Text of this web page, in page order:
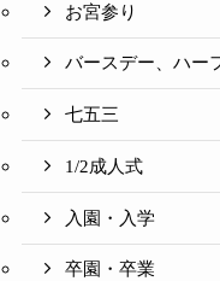
お宮参り
バースデー、ハー
七五三
1/2成人式
入園・入学
卒園・卒業